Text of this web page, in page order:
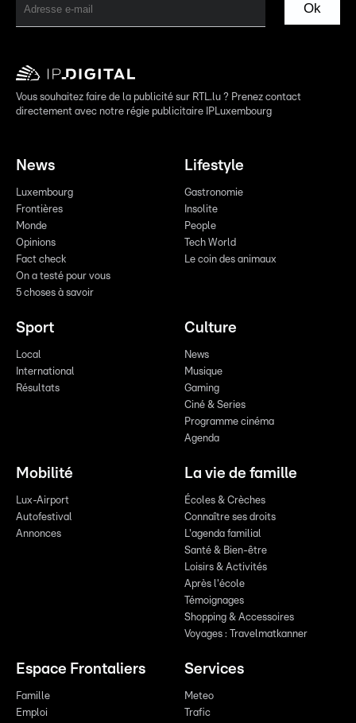
Ok
Vous souhaitez faire de la publicité sur RTL.lu ? Prenez contact
directement avec notre régie publicitaire IPLuxembourg
News
Luxembourg
Frontières
Monde
Opinions
Fact check
On a testé pour vous
5 choses à savoir
Lifestyle
Gastronomie
Insolite
People
Tech World
Le coin des animaux
Sport
Local
International
Résultats
Culture
News
Musique
Gaming
Ciné & Series
Programme cinéma
Agenda
Mobilité
Lux-Airport
Autofestival
Annonces
La vie de famille
Écoles & Crèches
Connaître ses droits
L'agenda familial
Santé & Bien-être
Loisirs & Activités
Après l'école
Témoignages
Shopping & Accessoires
Voyages : Travelmatkanner
Espace Frontaliers
Famille
Emploi
Services
Meteo
Trafic